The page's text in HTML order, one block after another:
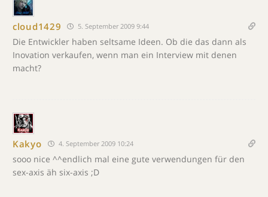
cloud1429 5. September 2009 9:44
Die Entwickler haben seltsame Ideen. Ob die das dann als
Inovation verkaufen, wenn man ein Interview mit denen
macht?
Kakyo 4. September 2009 10:24
sooo nice ^^endlich mal eine gute verwendungen für den
sex-axis äh six-axis ;D